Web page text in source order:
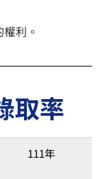
利。
取率
111年